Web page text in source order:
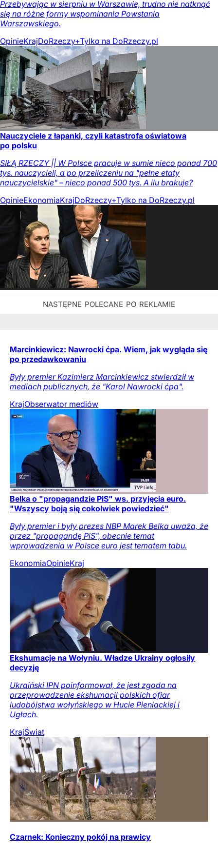
Przebywając w sierpniu w Warszawie, trudno nie natknąć
się na różne formy wspominania Powstania
Warszawskiego.
OpinieKrajDoRzeczy+Tylko na DoRzeczy.pl
Nauczyciele z łapanki, czyli katastrofa oświatowa
po polsku
SIŁĄ RZECZY || W Polsce pracuje w sumie nieco ponad 700
tys. nauczycieli, a po przeliczeniu na "pełne etaty
nauczycielskie" – nieco ponad 500 tys. A ilu brakuje?
OpinieEkonomiaKrajDoRzeczy+Tylko na DoRzeczy.pl
Marcinkiewicz: Nawrocki ćpa. Wiem, jak wygląda się
po przedawkowaniu
Były premier Kazimierz Marcinkiewicz stwierdził w
mediach publicznych, że "Karol Nawrocki ćpa".
KrajObserwator mediów
Belka o "propagandzie PiS" ws. przyjęcia euro.
"Wszyscy boją się cokolwiek powiedzieć"
Były premier i były prezes NBP Marek Belka uważa, że
przez "propagandę PiS", obecnie temat
wprowadzenia w Polsce euro jest tematem tabu.
EkonomiaOpinieKraj
Ekshumacje na Wołyniu. Władze Ukrainy ogłosiły
decyzję
Ukraiński IPN poinformował, że jest zgoda na
przeprowadzenie ekshumacji polskich ofiar
ludobójstwa wołyńskiego w Hucie Pieniackiej i
Ugłach.
KrajŚwiat
Czarnek: Konieczny pokój na prawicy